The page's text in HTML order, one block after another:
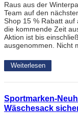
Raus aus der
Team auf den
Shop 15 % Rabatt
die kommende Zeit
Aktion ist bis
ausgenommen. Nicht
Weiterlesen
Sportmarken-
Wäschesack